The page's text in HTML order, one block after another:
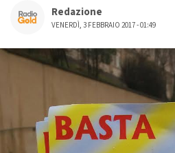
Redazione
VENERDÌ, 3 FEBBRAIO 2017 - 01:49